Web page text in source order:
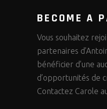
BECOME A
Vous souhaitez
partenaires
bénéficier d’une
d’opportunités de
Contactez Carole